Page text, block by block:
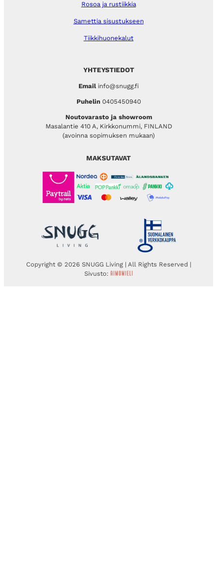
YHTEYSTIEDOT
Emailinfo@snugg.fi
Puhelin 0405450940
Noutovarasto ja showroom
Masalantie 410 A, Kirkkonummi, FINLAND
(avoinna sopimuksen mukaan)
Rosoa ja rustiikkia
Samettia sisustukseen
Tiikkihuonekalut
MAKSUTAVAT
Copyright © 2026 SNUGG Living | All Rights Reserved |
Sivusto: